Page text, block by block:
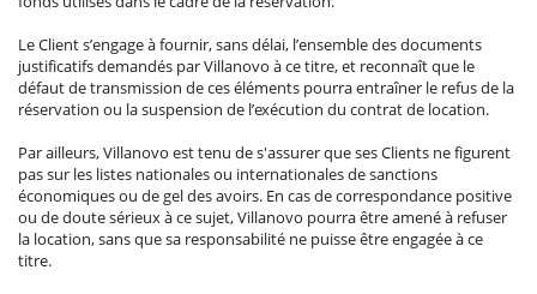
Le Client s’engage à fournir, sans délai, l’ensemble des documents
justificatifs demandés par Villanovo à ce titre, et reconnaît que le
défaut de transmission de ces éléments pourra entraîner le refus de la
réservation ou la suspension de l’exécution du contrat de location.
Par ailleurs, Villanovo est tenu de s'assurer que ses Clients ne figurent
pas sur les listes nationales ou internationales de sanctions
économiques ou de gel des avoirs. En cas de correspondance positive
ou de doute sérieux à ce sujet, Villanovo pourra être amené à refuser
la location, sans que sa responsabilité ne puisse être engagée à ce
titre.